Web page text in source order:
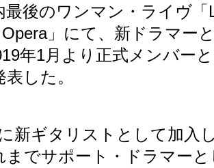
最後のワンマン・ライヴ「
」にて、新ドラマー
年1月より正式メンバー
した。
新ギタリストとして加入
までサポート・ドラマー